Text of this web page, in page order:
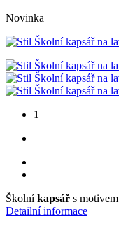
Novinka
1
Školní kapsář s motivem
Detailní informace